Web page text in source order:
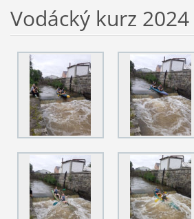
Vodácký kurz 2024